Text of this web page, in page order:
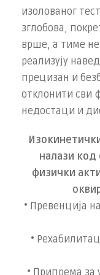
изолованог
зглобова,
врше, а тиме
реализују
прецизан и
отклонити сви
недостаци и
налази код
физички
• Превенција
•
• Припрема за